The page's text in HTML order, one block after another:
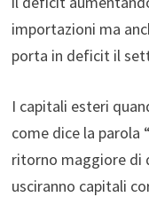
importazioni ma
porta in deficit il
I capitali esteri
come dice la parola
ritorno maggiore di
usciranno capitali